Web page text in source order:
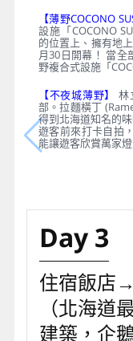
【薄野COCONO
設施「COCONO
的位置上、擁有地
月30日開幕！ 當全
野複合式設施「
【不夜城薄野】 林
部。拉麵橫丁
得到北海道知名的
遊客前來打卡自拍
能讓遊客欣賞萬家
Day 3
住宿飯店
（北海道
建築，企